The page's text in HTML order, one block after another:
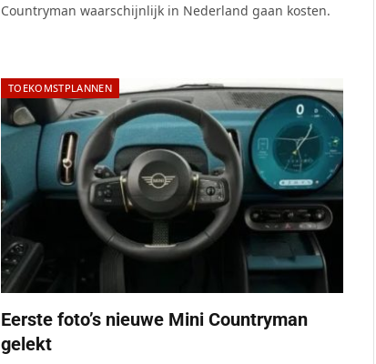
Countryman waarschijnlijk in Nederland gaan kosten.
TOEKOMSTPLANNEN
Eerste foto’s nieuwe Mini Countryman
gelekt